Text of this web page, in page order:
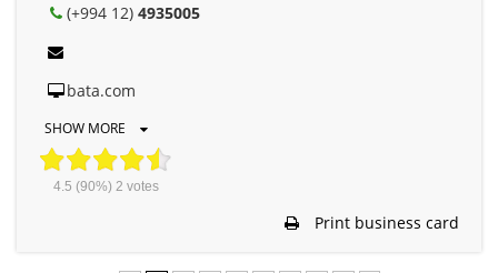
(+994 12) 4935005
bata.com
SHOW MORE
4.5 (90%) 2 votes
Print business card